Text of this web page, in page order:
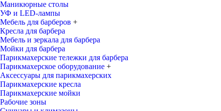
Маникюрные столы
УФ и LED-лампы
Мебель для барберов +
Кресла для барбера
Мебель и зеркала для барбера
Мойки для барбера
Парикмахерские тележки для барбера
Парикмахерское оборудование +
Аксессуары для парикмахерских
Парикмахерские кресла
Парикмахерские мойки
Рабочие зоны